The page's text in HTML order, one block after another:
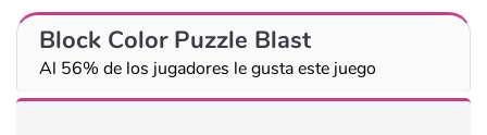
Block Color Puzzle Blast
Al 56% de los jugadores le gusta este juego